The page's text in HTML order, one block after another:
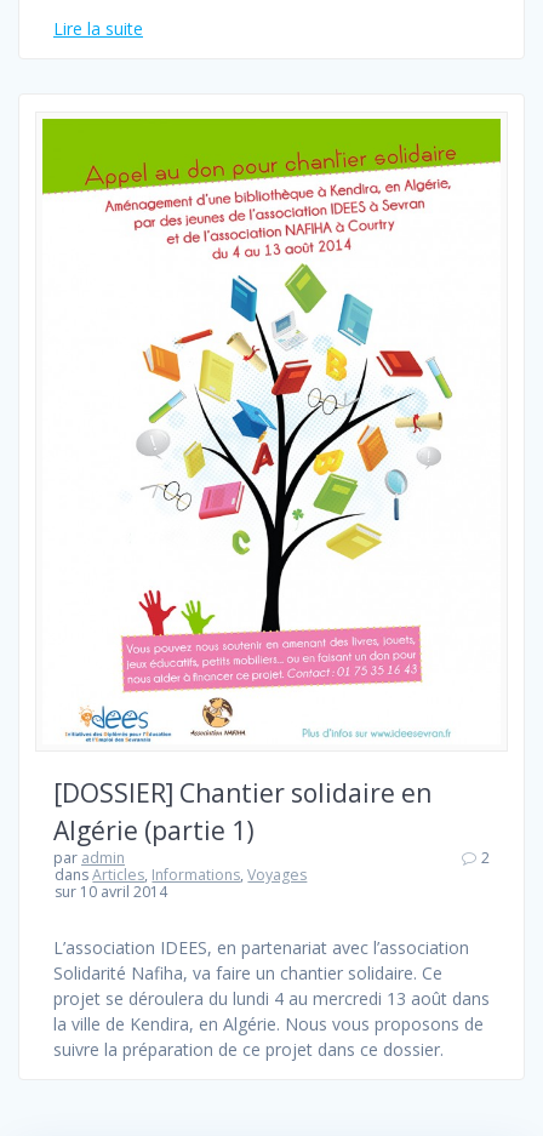
Lire la suite
[DOSSIER] Chantier solidaire en
Algérie (partie 1)
par admin
dansArticles, Informations,Voyages
sur 10 avril 2014
2
L’association IDEES, en partenariat avec l’association
Solidarité Nafiha, va faire un chantier solidaire. Ce
projet se déroulera du lundi 4 au mercredi 13 août dans
la ville de Kendira, en Algérie. Nous vous proposons de
suivre la préparation de ce projet dans ce dossier.